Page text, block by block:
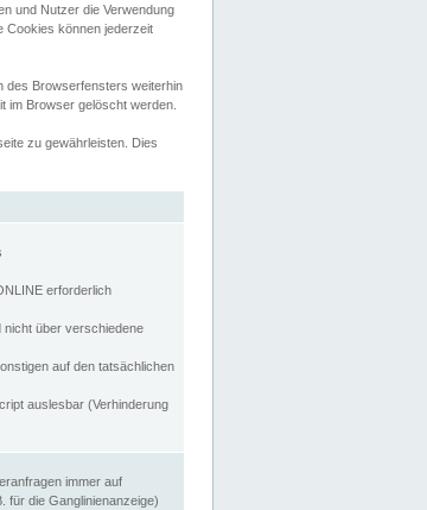
und Nutzer die Verwendung
Cookies können jederzeit
des Browserfensters weiterhin
im Browser gelöscht werden.
zu gewährleisten. Dies
erforderlich
nicht über verschiedene
auf den tatsächlichen
auslesbar (Verhinderung
immer auf
für die Ganglinienanzeige)